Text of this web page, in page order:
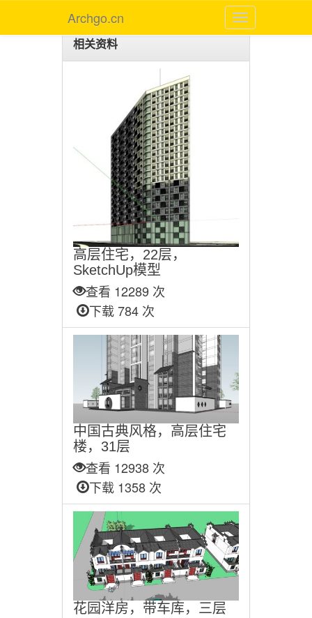
Archgo.cn
相关资料
高层住宅，22层，
SketchUp模型
查看 12289 次
下载 784 次
中国古典风格，高层住宅
楼，31层
查看 12938 次
下载 1358 次
花园洋房，带车库，三层